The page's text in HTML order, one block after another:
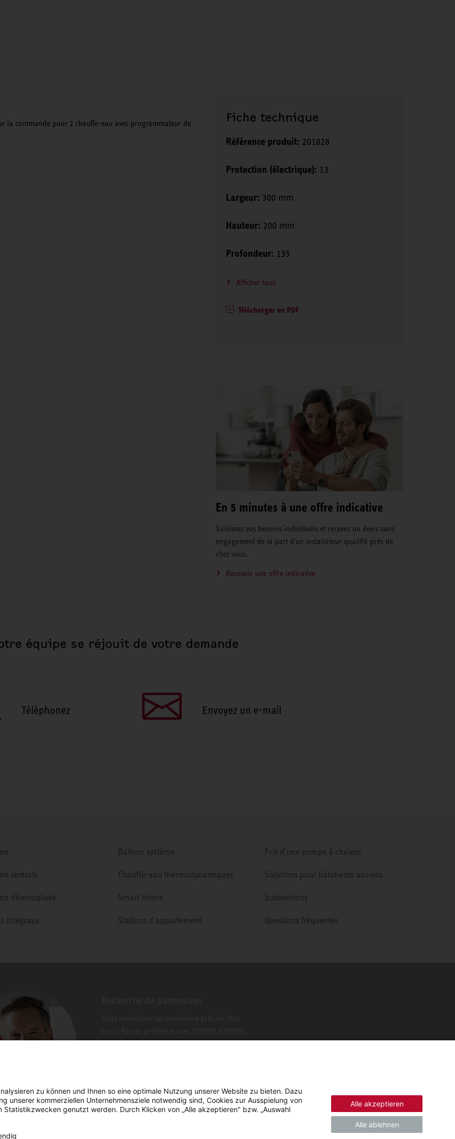
la commande pour 2 chauffe-eau avec programmateur de Fiche technique
Référence produit: 201828
Protection (électrique): 13
Largeur: 300 mm
Hauteur: 200 mm
Profondeur: 135
Afficher tous
Télécharger en PDF
En 5 minutes à une offre indicative
Saisissez vos besoins individuels et recevez un devis sans
engagement de la part d'un installateur qualifié près de
chez vous.
Recevoir une offre indicative
équipe se réjouit de votre demande
Téléphonez Envoyez un e-mail
centrale
décentralisée
intégraux
Ballons système
Chauffe-eau thermodynamiques
Smart Home
Stations d'appartement
Prix d'une pompe à chaleur
Solutions pour bâtiments anciens
Subventions
Questions fréquentes
zu können und Ihnen so eine optimale Nutzung unserer Website zu bieten. Dazu
unserer kommerziellen Unternehmensziele notwendig sind, Cookies zur Ausspielung von
genutzt werden. Durch Klicken von „Alle akzeptieren" bzw. „Auswahl
Alle akzeptieren
Alle ablehnen